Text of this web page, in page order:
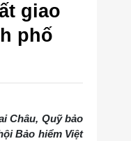
giao
phố
Châu, Quỹ bảo
Bảo hiểm Việt